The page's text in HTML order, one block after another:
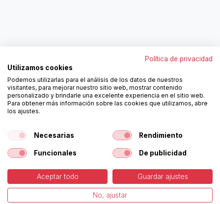
962250313
ortola@ortola-sa.es
Av. d'Albaida, s/n
46840 La Pobla del Duc (Valencia)
¡Síguenos!
Copyright © Ortolá, S.A. -Política de Cookies -Aviso
Legal
Política de privacidad
Utilizamos cookies
Podemos utilizarlas para el análisis de los datos de nuestros
visitantes, para mejorar nuestro sitio web, mostrar contenido
personalizado y brindarle una excelente experiencia en el sitio web.
Para obtener más información sobre las cookies que utilizamos, abre
los ajustes.
Necesarias Rendimiento
Funcionales De publicidad
Aceptar todo Guardar ajustes
No, ajustar